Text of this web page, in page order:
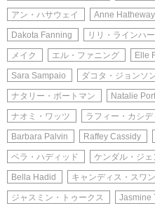
アン・ハサウェイ Anne Hatheway
Dakota Fanning リリ・ラインハー
メイク エル・ファニング Elle
Sara Sampaio ダコタ・ジョンソ
ナタリー・ポートマン Natalie
ナオミ・ワッツ ラフィー・カシデ
Barbara Palvin Raffey Cassidy
ベラ・ハディッド ケンダル・ジェ
Bella Hadid キャンディス・スワ
ジャスミン・トゥークス Jasmine